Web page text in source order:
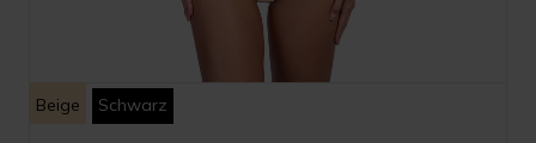
Beige Schwarz